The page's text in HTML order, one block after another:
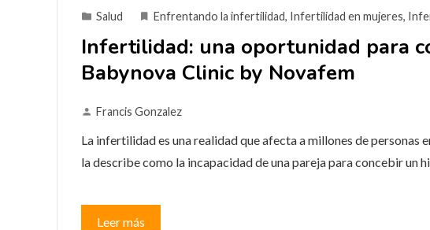
Salud Enfrentando la infertilidad, Infertilidad en mujeres,
Infertilidad: una oportunidad para
Babynova Clinic by Novafem
Francis Gonzalez
La infertilidad es una realidad que afecta a millones de personas
la describe como la incapacidad de una pareja para concebir un
Leer más